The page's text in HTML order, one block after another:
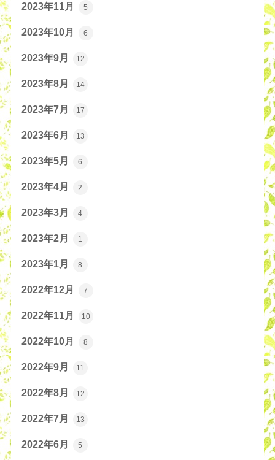
2023年11月 5
2023年10月 6
2023年9月 12
2023年8月 14
2023年7月 17
2023年6月 13
2023年5月 6
2023年4月 2
2023年3月 4
2023年2月 1
2023年1月 8
2022年12月 7
2022年11月 10
2022年10月 8
2022年9月 11
2022年8月 12
2022年7月 13
2022年6月 5